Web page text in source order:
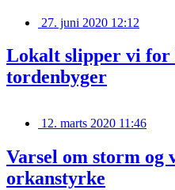
27. juni 2020 12:12
Lokalt slipper vi for
tordenbyger
12. marts 2020 11:46
Varsel om storm og
orkanstyrke